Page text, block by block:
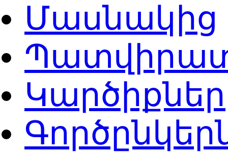
Մասնակից
Կարծիքներ